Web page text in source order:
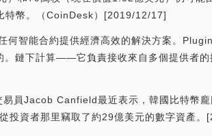
特幣。（CoinDesk）[2019/12/17]
智能合約提供經濟高效的解決方案。
。鏈下計算——它負責接收來自多個提供者的
員Jacob Canfield最近表示，韓國比特幣
投資者那里竊取了約29億美元的數字資產